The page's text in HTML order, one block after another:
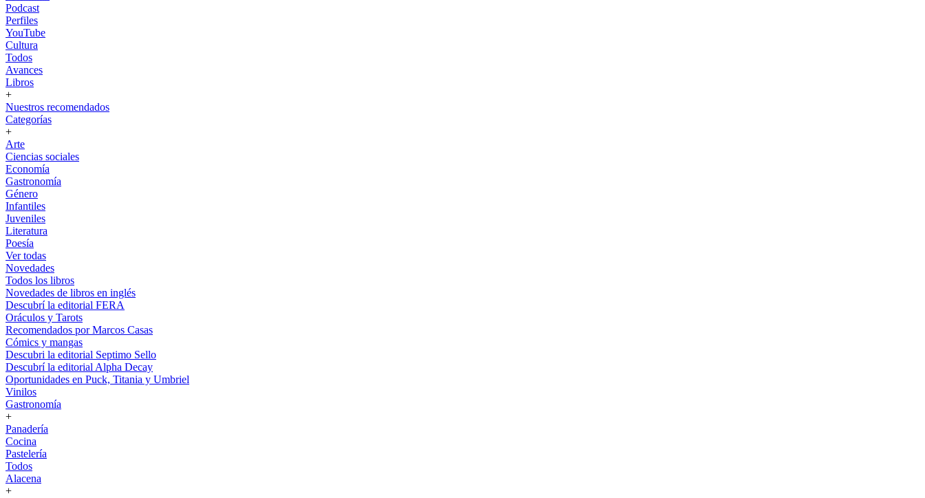
Podcast
Perfiles
YouTube
Cultura
Todos
Avances
Libros
+
Nuestros recomendados
Categorías
+
Arte
Ciencias sociales
Economía
Gastronomía
Género
Infantiles
Juveniles
Literatura
Poesía
Ver todas
Novedades
Todos los libros
Novedades de libros en inglés
Descubrí la editorial FERA
Oráculos y Tarots
Recomendados por Marcos Casas
Cómics y mangas
Descubri la editorial Septimo Sello
Descubrí la editorial Alpha Decay
Oportunidades en Puck, Titania y Umbriel
Vinilos
Gastronomía
+
Panadería
Cocina
Pastelería
Todos
Alacena
+